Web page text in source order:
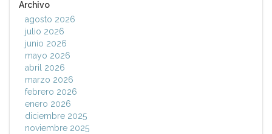
Archivo
agosto 2026
julio 2026
junio 2026
mayo 2026
abril 2026
marzo 2026
febrero 2026
enero 2026
diciembre 2025
noviembre 2025